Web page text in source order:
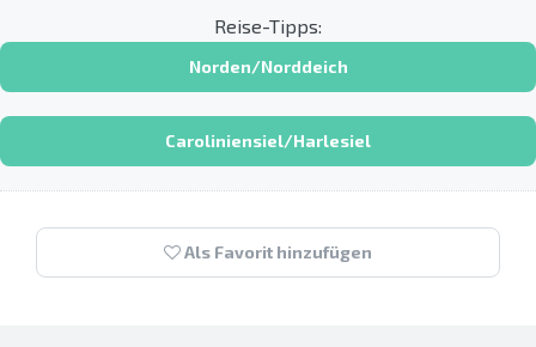
Reise-Tipps:
Norden/Norddeich
Caroliniensiel/Harlesiel
Als Favorit hinzufügen